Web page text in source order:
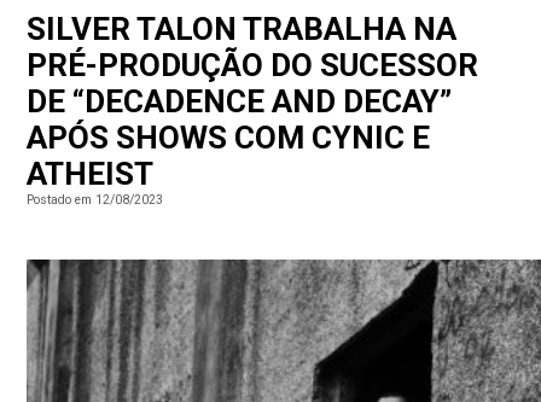
SILVER TALON TRABALHA NA
PRÉ-PRODUÇÃO DO SUCESSOR
DE “DECADENCE AND DECAY”
APÓS SHOWS COM CYNIC E
ATHEIST
Postado em 12/08/2023